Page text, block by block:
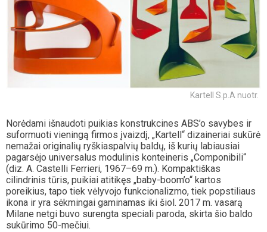
Kartell S.p.A nuotr.
Norėdami išnaudoti puikias konstrukcines ABS’o savybes ir
suformuoti vieningą firmos įvaizdį, „Kartell“ dizaineriai sukūrė
nemažai originalių ryškiaspalvių baldų, iš kurių labiausiai
pagarsėjo universalus modulinis konteineris „Componibili“
(diz. A. Castelli Ferrieri, 1967–69 m.). Kompaktiškas
cilindrinis tūris, puikiai atitikęs „baby-boom’o“ kartos
poreikius, tapo tiek vėlyvojo funkcionalizmo, tiek popstiliaus
ikona ir yra sėkmingai gaminamas iki šiol. 2017 m. vasarą
Milane netgi buvo surengta speciali paroda, skirta šio baldo
sukūrimo 50-mečiui.